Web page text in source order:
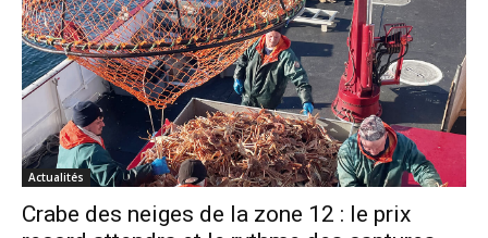
Actualités
Crabe des neiges de la zone 12 : le prix